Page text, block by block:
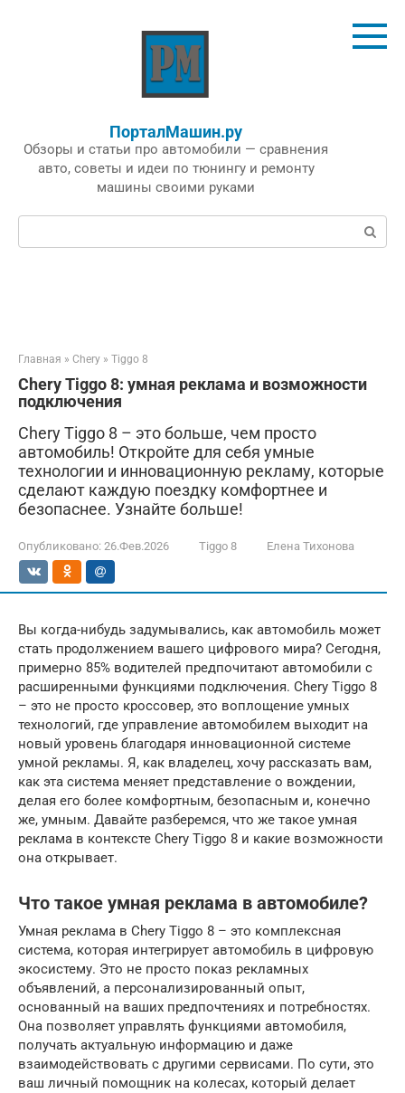
ПорталМашин.ру
Обзоры и статьи про автомобили — сравнения
авто, советы и идеи по тюнингу и ремонту
машины своими руками
Поиск:
Главная » Chery » Tiggo 8
Chery Tiggo 8: умная реклама и возможности
подключения
Chery Tiggo 8 – это больше, чем просто
автомобиль! Откройте для себя умные
технологии и инновационную рекламу, которые
сделают каждую поездку комфортнее и
безопаснее. Узнайте больше!
Опубликовано: 26.Фев.2026 Tiggo 8 Елена Тихонова
Вы когда-нибудь задумывались, как автомобиль может
стать продолжением вашего цифрового мира? Сегодня,
примерно 85% водителей предпочитают автомобили с
расширенными функциями подключения. Chery Tiggo 8
– это не просто кроссовер, это воплощение умных
технологий, где управление автомобилем выходит на
новый уровень благодаря инновационной системе
умной рекламы. Я, как владелец, хочу рассказать вам,
как эта система меняет представление о вождении,
делая его более комфортным, безопасным и, конечно
же, умным. Давайте разберемся, что же такое умная
реклама в контексте Chery Tiggo 8 и какие возможности
она открывает.
Что такое умная реклама в автомобиле?
Умная реклама в Chery Tiggo 8 – это комплексная
система, которая интегрирует автомобиль в цифровую
экосистему. Это не просто показ рекламных
объявлений, а персонализированный опыт,
основанный на ваших предпочтениях и потребностях.
Она позволяет управлять функциями автомобиля,
получать актуальную информацию и даже
взаимодействовать с другими сервисами. По сути, это
ваш личный помощник на колесах, который делает